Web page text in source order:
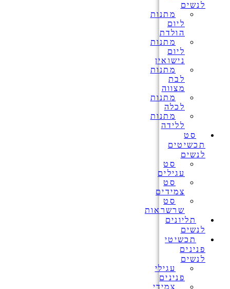
לנשים
מתנות
ליום
הולדת
מתנות
ליום
נישואין
מתנות
לבת
מצווה
מתנות
לכלה
מתנות
ללידה
סט
תכשיטים
לנשים
סט
עגילים
סט
צמידים
סט
שרשראות
תליונים
לנשים
תכשיטי
פנינים
לנשים
עגילי
פנינים
צמידי